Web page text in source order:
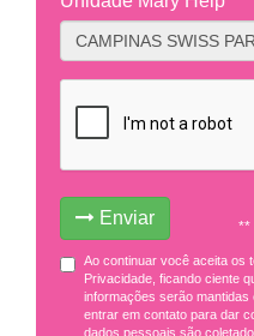
Enviar
**
Ao continuar você aceita os
Privacidade, ficando ciente
informações serão
entrar em contato para dar
dados pessoais são